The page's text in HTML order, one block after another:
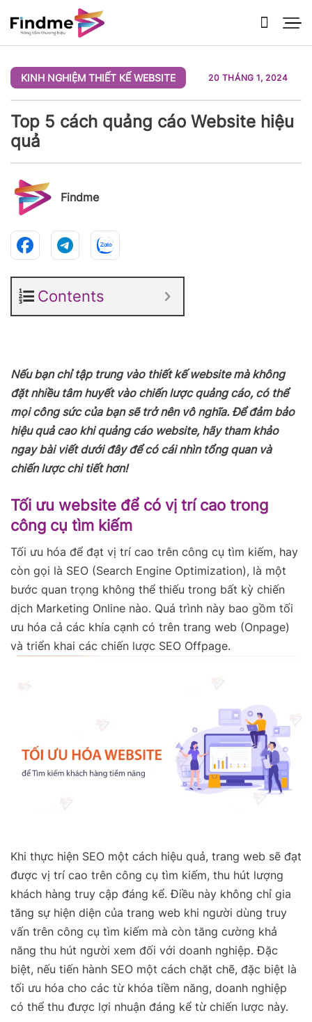
qua
nội
KINH NGHIỆM THIẾT KẾ WEBSITE 20 THÁNG 1, 2024
Top 5 cách quảng cáo Website hiệu
quả
Findme
Contents
Nếu bạn chỉ tập trung vào thiết kế website mà không
đặt nhiều tâm huyết vào chiến lược quảng cáo, có thể
mọi công sức của bạn sẽ trở nên vô nghĩa. Để đảm bảo
hiệu quả cao khi quảng cáo website, hãy tham khảo
ngay bài viết dưới đây để có cái nhìn tổng quan và
chiến lược chi tiết hơn!
Tối ưu website để có vị trí cao trong
công cụ tìm kiếm
Tối ưu hóa để đạt vị trí cao trên công cụ tìm kiếm, hay
còn gọi là SEO (Search Engine Optimization), là một
bước quan trọng không thể thiếu trong bất kỳ chiến
dịch Marketing Online nào. Quá trình này bao gồm tối
ưu hóa cả các khía cạnh có trên trang web (Onpage)
và triển khai các chiến lược SEO Offpage.
Khi thực hiện SEO một cách hiệu quả, trang web sẽ đạt
được vị trí cao trên công cụ tìm kiếm, thu hút lượng
khách hàng truy cập đáng kể. Điều này không chỉ gia
tăng sự hiện diện của trang web khi người dùng truy
vấn trên công cụ tìm kiếm mà còn tăng cường khả
năng thu hút người xem đối với doanh nghiệp. Đặc
biệt, nếu tiến hành SEO một cách chặt chẽ, đặc biệt là
tối ưu hóa cho các từ khóa tiềm năng, doanh nghiệp
có thể thu được lợi nhuận đáng kể từ chiến lược này.